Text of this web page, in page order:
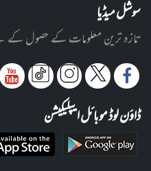
سوشل میڈیا
تازہ ترین معلومات کے حصول کے
ڈاؤن لوڈ موبائل ایپلیکیشن